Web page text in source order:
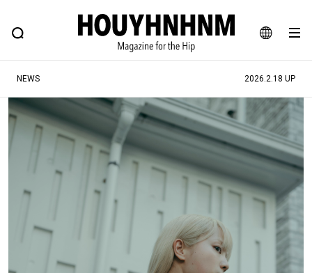
JA
EN
FEATURE BLOG SNAP
ヒップなファッション、カルチャー、ライフスタイルWEBマガジン
#注目のタグ
#SHOPPING ADDICT #憧れの逸品
#ESSENTIAL DESIGNS #古着サミット
#MONTHLY JOURNAL
#フイナムのYouTube
#Commune H #FOCUS IT #AH.H
NEWS 2026.2.18 UP